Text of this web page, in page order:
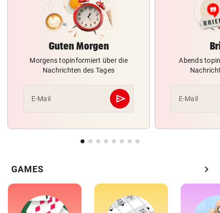
Guten Morgen
Morgens topinformiert über die
Nachrichten des Tages
E-Mail send
Abschicken
Abends
E-Mail
GAMES chevron_right